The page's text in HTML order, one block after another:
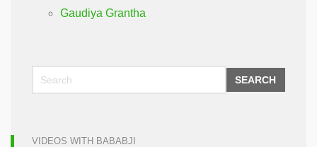
Gaudiya Grantha
SEARCH
VIDEOS WITH BABABJI